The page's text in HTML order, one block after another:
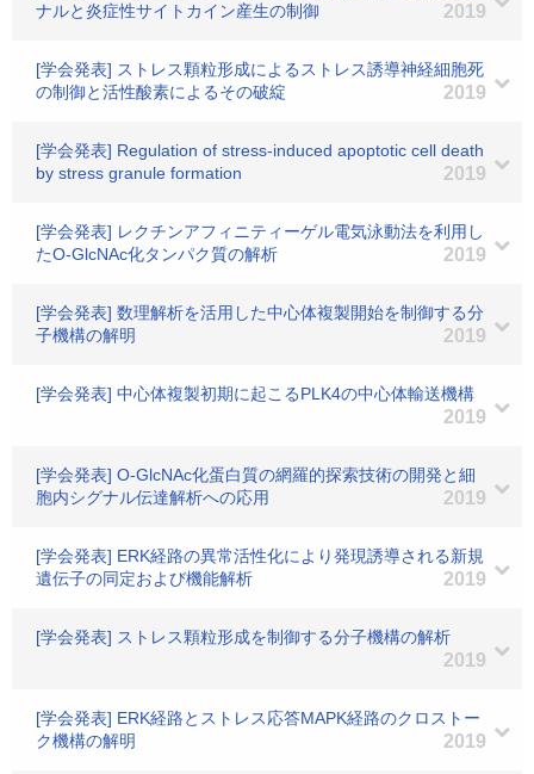
ナルと炎症性サイトカイン産生の制御
2019
[学会発表] ストレス顆粒形成によるストレス誘導神経細胞死
の制御と活性酸素によるその破綻
2019
[学会発表] Regulation of stress-induced apoptotic cell death
by stress granule formation
2019
[学会発表] レクチンアフィニティーゲル電気泳動法を利用し
たO-GlcNAc化タンパク質の解析
2019
[学会発表] 数理解析を活用した中心体複製開始を制御する分
子機構の解明
2019
[学会発表] 中心体複製初期に起こるPLK4の中心体輸送機構
2019
[学会発表] O-GlcNAc化蛋白質の網羅的探索技術の開発と細
胞内シグナル伝達解析への応用
2019
[学会発表] ERK経路の異常活性化により発現誘導される新規
遺伝子の同定および機能解析
2019
[学会発表] ストレス顆粒形成を制御する分子機構の解析
2019
[学会発表] ERK経路とストレス応答MAPK経路のクロストー
ク機構の解明
2019